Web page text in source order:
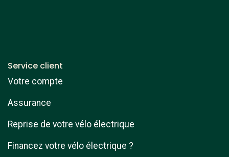
Service client
Votre compte
Assurance
Reprise de votre vélo électrique
Financez votre vélo électrique ?